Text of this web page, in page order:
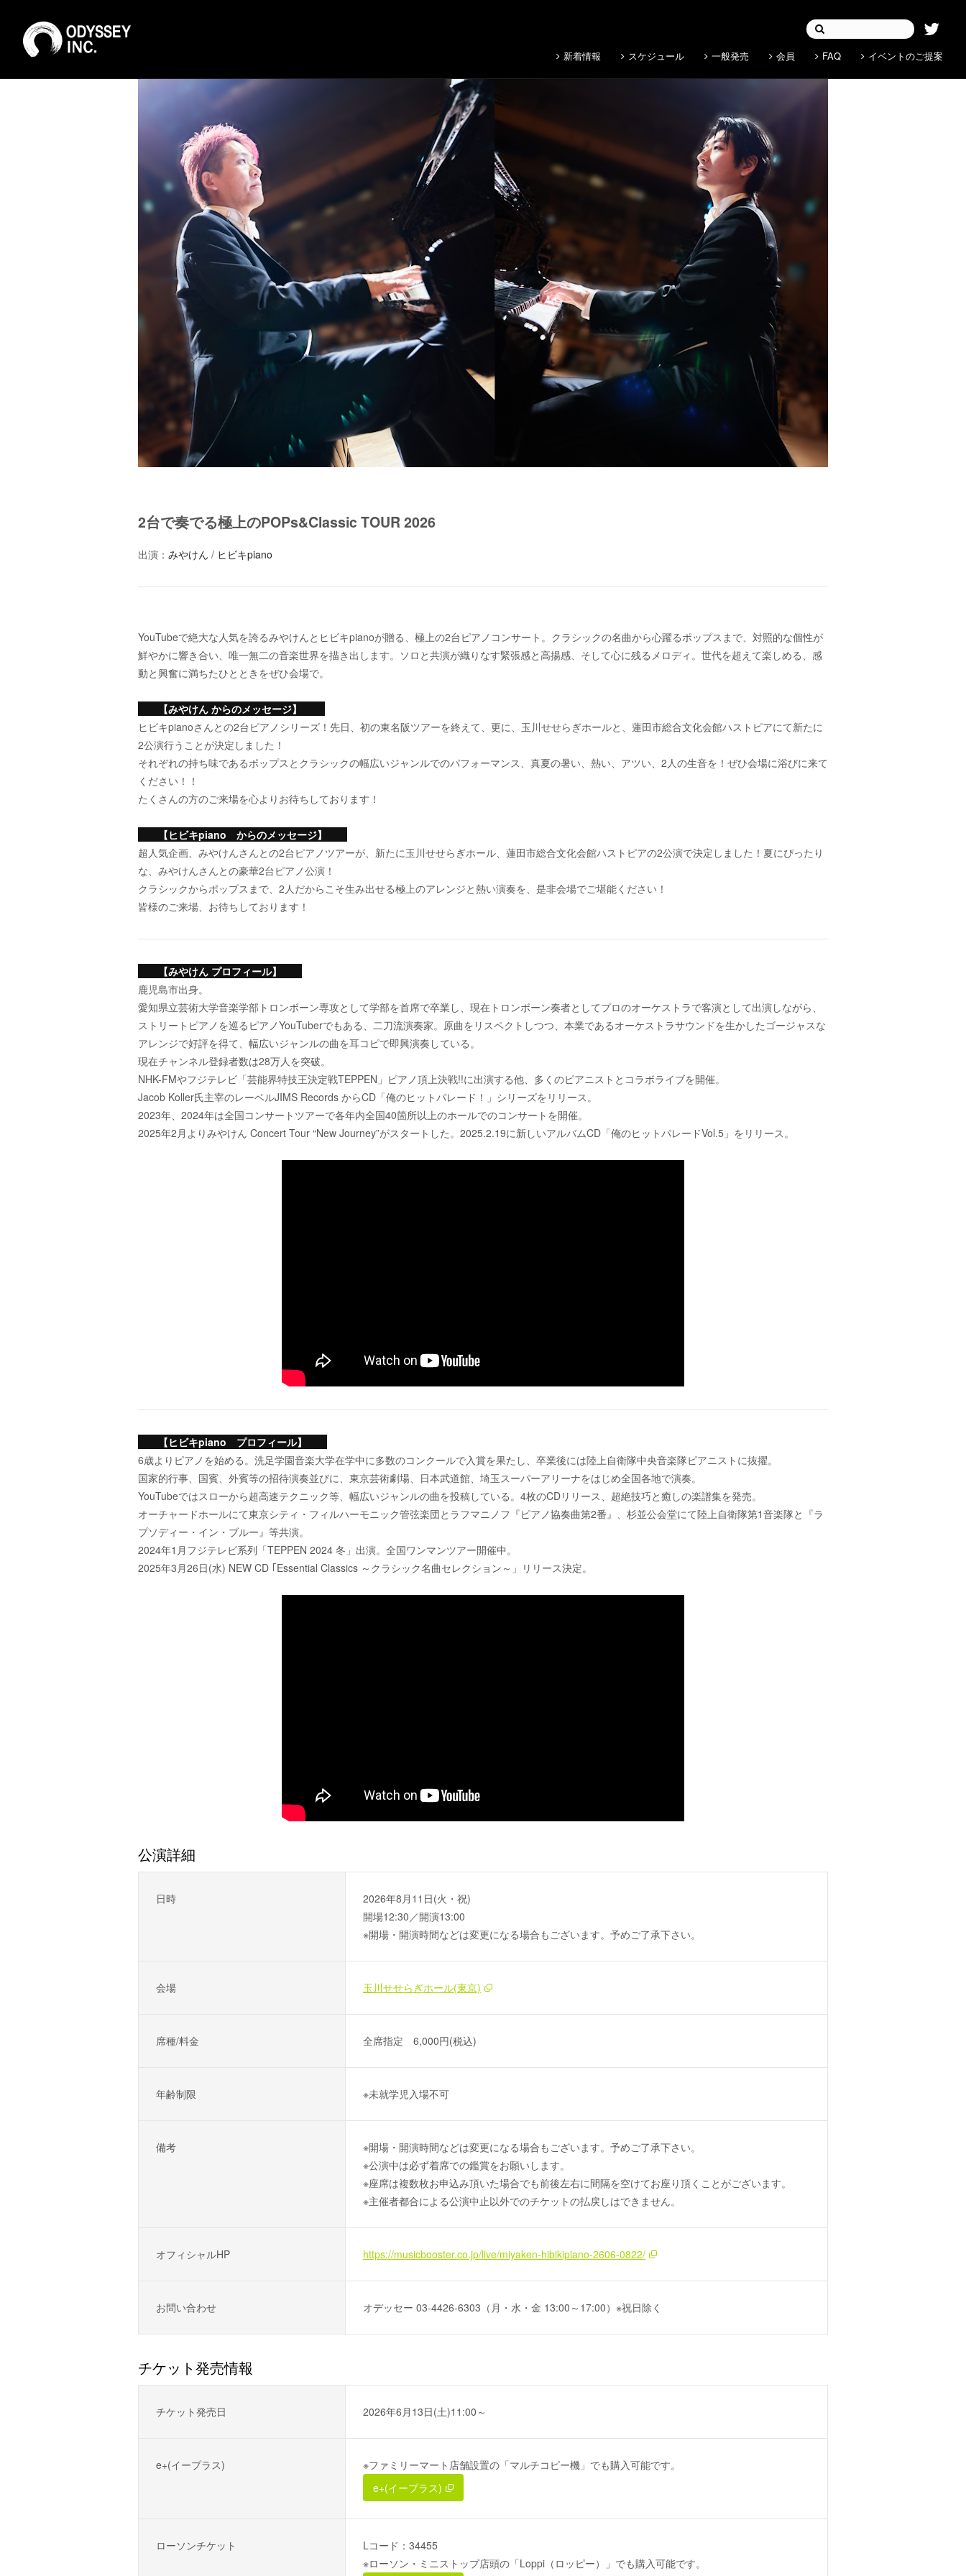
新着情報 スケジュール 一般発売 会員 FAQ イベントのご提案
2台で奏でる極上のPOPs&Classic TOUR 2026
出演： みやけん / ヒビキpiano
YouTubeで絶大な人気を誇るみやけんとヒビキpianoが贈る、極上の2台ピアノコンサート。クラシックの名曲から心躍るポップスまで、対照的な個性が
鮮やかに響き合い、唯一無二の音楽世界を描き出します。ソロと共演が織りなす緊張感と高揚感、そして心に残るメロディ。世代を超えて楽しめる、感
動と興奮に満ちたひとときをぜひ会場で。
【みやけん からのメッセージ】
ヒビキpianoさんとの2台ピアノシリーズ！先日、初の東名阪ツアーを終えて、更に、玉川せせらぎホールと、蓮田市総合文化会館ハストピアにて新たに
2公演行うことが決定しました！
それぞれの持ち味であるポップスとクラシックの幅広いジャンルでのパフォーマンス、真夏の暑い、熱い、アツい、2人の生音を！ぜひ会場に浴びに来て
ください！！
たくさんの方のご来場を心よりお待ちしております！
【ヒビキpiano からのメッセージ】
超人気企画、みやけんさんとの2台ピアノツアーが、新たに玉川せせらぎホール、蓮田市総合文化会館ハストピアの2公演で決定しました！夏にぴったり
な、みやけんさんとの豪華2台ピアノ公演！
クラシックからポップスまで、2人だからこそ生み出せる極上のアレンジと熱い演奏を、是非会場でご堪能ください！
皆様のご来場、お待ちしております！
【みやけん プロフィール】
鹿児島市出身。
愛知県立芸術大学音楽学部トロンボーン専攻として学部を首席で卒業し、現在トロンボーン奏者としてプロのオーケストラで客演として出演しながら、
ストリートピアノを巡るピアノYouTuberでもある、二刀流演奏家。原曲をリスペクトしつつ、本業であるオーケストラサウンドを生かしたゴージャスな
アレンジで好評を得て、幅広いジャンルの曲を耳コピで即興演奏している。
現在チャンネル登録者数は28万人を突破。
NHK-FMやフジテレビ「芸能界特技王決定戦TEPPEN」ピアノ頂上決戦!!に出演する他、多くのピアニストとコラボライブを開催。
Jacob Koller氏主宰のレーベルJIMS Records からCD「俺のヒットパレード！」シリーズをリリース。
2023年、2024年は全国コンサートツアーで各年内全国40箇所以上のホールでのコンサートを開催。
2025年2月よりみやけん Concert Tour “New Journey”がスタートした。2025.2.19に新しいアルバムCD「俺のヒットパレードVol.5」をリリース。
【ヒビキpiano プロフィール】
6歳よりピアノを始める。洗足学園音楽大学在学中に多数のコンクールで入賞を果たし、卒業後には陸上自衛隊中央音楽隊ピアニストに抜擢。
国家的行事、国賓、外賓等の招待演奏並びに、東京芸術劇場、日本武道館、埼玉スーパーアリーナをはじめ全国各地で演奏。
YouTubeではスローから超高速テクニック等、幅広いジャンルの曲を投稿している。4枚のCDリリース、超絶技巧と癒しの楽譜集を発売。
オーチャードホールにて東京シティ・フィルハーモニック管弦楽団とラフマニノフ『ピアノ協奏曲第2番』、杉並公会堂にて陸上自衛隊第1音楽隊と『ラ
プソディー・イン・ブルー』等共演。
2024年1月フジテレビ系列「TEPPEN 2024 冬」出演。全国ワンマンツアー開催中。
2025年3月26日(水) NEW CD ｢Essential Classics ～クラシック名曲セレクション～」リリース決定。
公演詳細
日時
2026年8月11日(火・祝)
開場12:30／開演13:00
※開場・開演時間などは変更になる場合もございます。予めご了承下さい。
会場 玉川せせらぎホール(東京)
席種/料金 全席指定 6,000円(税込)
年齢制限 ※未就学児入場不可
備考
※開場・開演時間などは変更になる場合もございます。予めご了承下さい。
※公演中は必ず着席での鑑賞をお願いします。
※座席は複数枚お申込み頂いた場合でも前後左右に間隔を空けてお座り頂くことがございます。
※主催者都合による公演中止以外でのチケットの払戻しはできません。
オフィシャルHP https://musicbooster.co.jp/live/miyaken-hibikipiano-2606-0822/
お問い合わせ オデッセー 03-4426-6303（月・水・金 13:00～17:00）※祝日除く
チケット発売情報
チケット発売日 2026年6月13日(土)11:00～
e+(イープラス)
※ファミリーマート店舗設置の「マルチコピー機」でも購入可能です。
e+(イープラス)
ローソンチケット
Lコード：34455
※ローソン・ミニストップ店頭の「Loppi（ロッピー）」でも購入可能です。